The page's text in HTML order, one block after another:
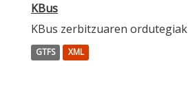
KBus
KBus zerbitzuaren ordutegiak
GTFS XML